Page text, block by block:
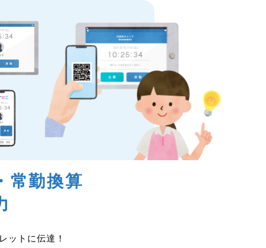
常勤換算
ットに伝達！